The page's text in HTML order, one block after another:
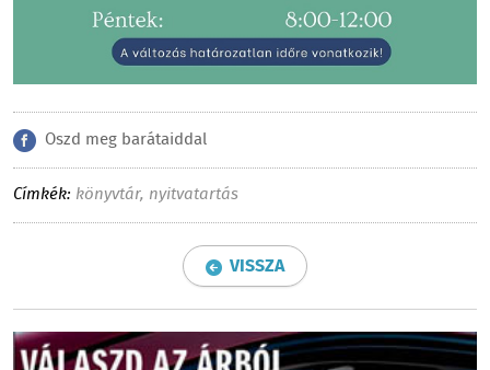
Oszd meg barátaiddal
Címkék: könyvtár, nyitvatartás
VISSZA